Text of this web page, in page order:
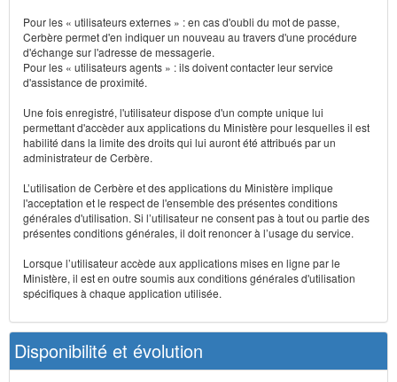
Pour les « utilisateurs externes » : en cas d'oubli du mot de passe,
Cerbère permet d'en indiquer un nouveau au travers d'une procédure
d'échange sur l'adresse de messagerie.
Pour les « utilisateurs agents » : ils doivent contacter leur service
d'assistance de proximité.
Une fois enregistré, l'utilisateur dispose d'un compte unique lui
permettant d'accèder aux applications du Ministère pour lesquelles il est
habilité dans la limite des droits qui lui auront été attribués par un
administrateur de Cerbère.
L’utilisation de Cerbère et des applications du Ministère implique
l'acceptation et le respect de l'ensemble des présentes conditions
générales d'utilisation. Si l’utilisateur ne consent pas à tout ou partie des
présentes conditions générales, il doit renoncer à l’usage du service.
Lorsque l’utilisateur accède aux applications mises en ligne par le
Ministère, il est en outre soumis aux conditions générales d'utilisation
spécifiques à chaque application utilisée.
Disponibilité et évolution